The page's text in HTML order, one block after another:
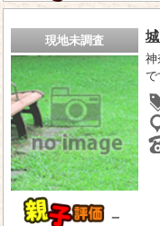
現地未調査
－
神
で